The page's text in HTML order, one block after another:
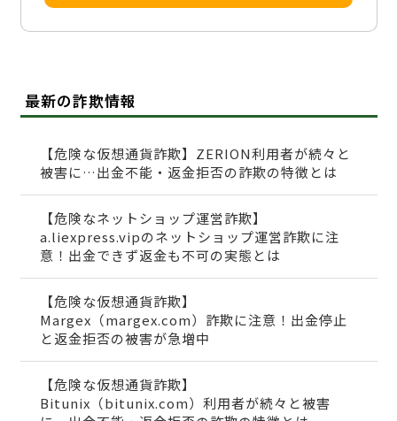
最新の詐欺情報
【危険な仮想通貨詐欺】ZERION利用者が続々と
被害に…出金不能・返金拒否の詐欺の特徴とは
【危険なネットショップ運営詐欺】
a.liexpress.vipのネットショップ運営詐欺に注
意！出金できず返金も不可の実態とは
【危険な仮想通貨詐欺】
Margex（margex.com）詐欺に注意！出金停止
と返金拒否の被害が急増中
【危険な仮想通貨詐欺】
Bitunix（bitunix.com）利用者が続々と被害